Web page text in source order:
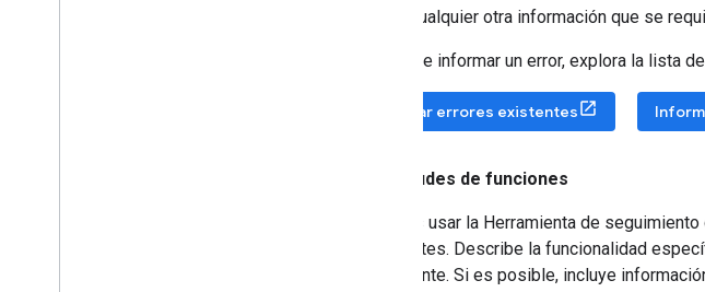
Cualquier otra información que se
Antes de informar un error, explora la lista
Buscar errores existentes
Solicitudes de funciones
Puedes usar la Herramienta de
existentes. Describe la funcionalidad
importante. Si es posible, incluye